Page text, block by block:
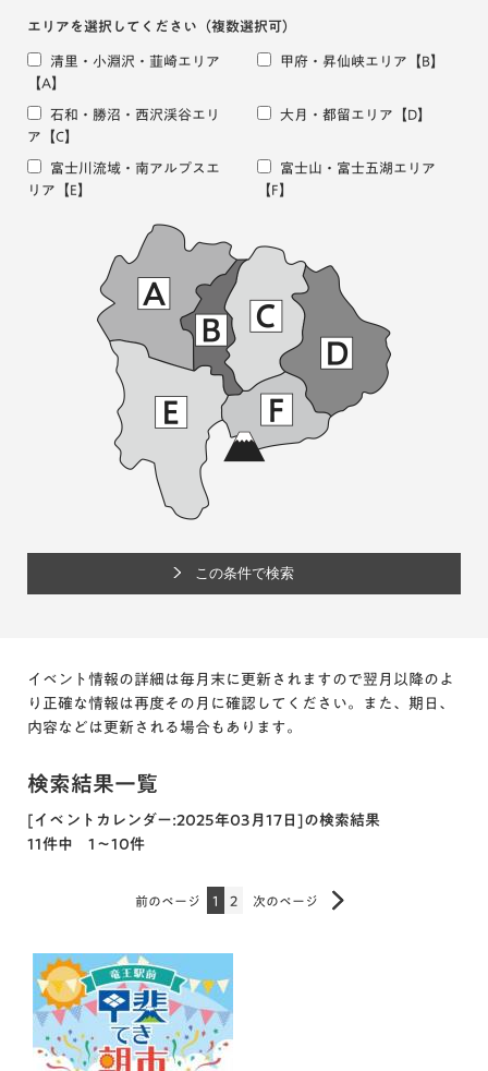
エリアを選択してください （複数選択可）
清里・小淵沢・韮崎エリア
【A】
甲府・昇仙峡エリア 【B】
石和・勝沼・西沢渓谷エリ
ア 【C】
大月・都留エリア 【D】
富士川流域・南アルプスエ
リア 【E】
富士山・富士五湖エリア
【F】
イベント情報の詳細は毎月末に更新されますので翌月以降のよ
り正確な情報は再度その月に確認してください。また、期日、
内容などは更新される場合もあります。
検索結果一覧
[イベントカレンダー:2025年03月17日]の検索結果
11件中 1～10件
前のページ 1 2 次のページ